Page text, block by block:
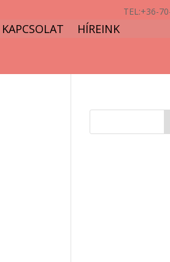
TEL:+36-
KAPCSOLAT HÍREINK